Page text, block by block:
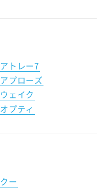
アトレー7
アプローズ
ウェイク
オプティ
クー